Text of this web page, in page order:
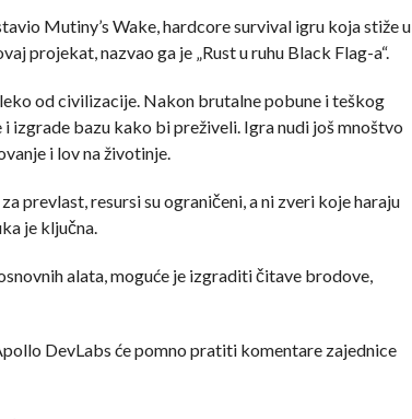
Mutiny’s Wake, hardcore survival igru koja stiže u
projekat, nazvao ga je „Rust u ruhu Black Flag-a“.
od civilizacije. Nakon brutalne pobune i teškog
izgrade bazu kako bi preživeli. Igra nudi još mnoštvo
i lov na životinje.
prevlast, resursi su ograničeni, a ni zveri koje haraju
je ključna.
alata, moguće je izgraditi čitave brodove,
DevLabs će pomno pratiti komentare zajednice